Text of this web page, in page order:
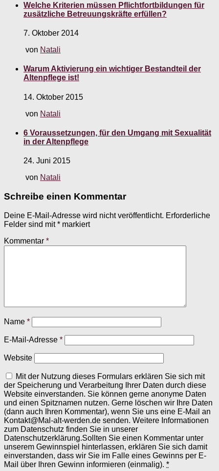
Welche Kriterien müssen Pflichtfortbildungen für
zusätzliche Betreuungskräfte erfüllen?
7. Oktober 2014
von Natali
Warum Aktivierung ein wichtiger Bestandteil der
Altenpflege ist!
14. Oktober 2015
von Natali
6 Voraussetzungen, für den Umgang mit Sexualität
in der Altenpflege
24. Juni 2015
von Natali
Schreibe einen Kommentar
Deine E-Mail-Adresse wird nicht veröffentlicht. Erforderliche
Felder sind mit* markiert
Kommentar *
Name *
E-Mail-Adresse *
Website
Mit der Nutzung dieses Formulars erklären Sie sich mit
der Speicherung und Verarbeitung Ihrer Daten durch diese
Website einverstanden. Sie können gerne anonyme Daten
und einen Spitznamen nutzen. Gerne löschen wir Ihre Daten
(dann auch Ihren Kommentar), wenn Sie uns eine E-Mail an
Kontakt@Mal-alt-werden.de senden. Weitere Informationen
zum Datenschutz finden Sie in unserer
Datenschutzerklärung.Sollten Sie einen Kommentar unter
unserem Gewinnspiel hinterlassen, erklären Sie sich damit
einverstanden, dass wir Sie im Falle eines Gewinns per E-
Mail über Ihren Gewinn informieren (einmalig). *